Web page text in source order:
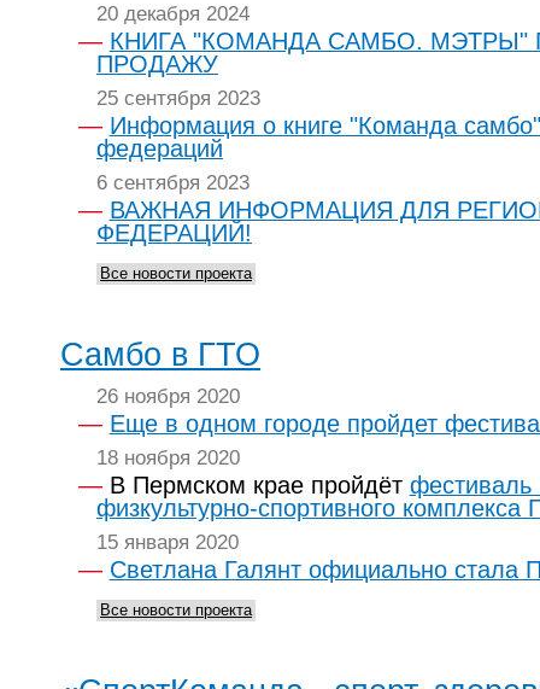
20 декабря 2024
КНИГА "КОМАНДА САМБО. МЭТРЫ"
ПРОДАЖУ
25 сентября 2023
Информация о книге "Команда
федераций
6 сентября 2023
ВАЖНАЯ ИНФОРМАЦИЯ ДЛЯ
ФЕДЕРАЦИЙ!
Все новости проекта
Самбо в ГТО
26 ноября 2020
Еще в одном городе пройдет
18 ноября 2020
В Пермском крае пройдёт фестиваль
физкультурно-спортивного комплекса
15 января 2020
Светлана Галянт официально стала
Все новости проекта